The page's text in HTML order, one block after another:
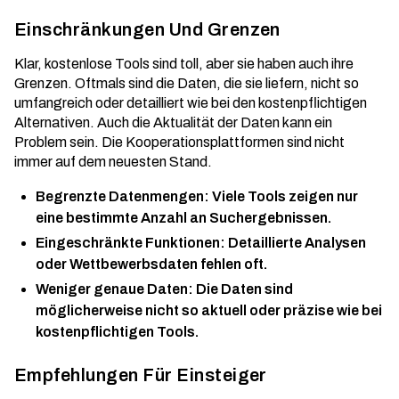
Einschränkungen Und Grenzen
Klar, kostenlose Tools sind toll, aber sie haben auch ihre
Grenzen. Oftmals sind die Daten, die sie liefern, nicht so
umfangreich oder detailliert wie bei den kostenpflichtigen
Alternativen. Auch die Aktualität der Daten kann ein
Problem sein. Die Kooperationsplattformensind nicht
immer auf dem neuesten Stand.
Begrenzte Datenmengen: Viele Tools zeigen nur
eine bestimmte Anzahl an Suchergebnissen.
Eingeschränkte Funktionen: Detaillierte Analysen
oder Wettbewerbsdaten fehlen oft.
Weniger genaue Daten: Die Daten sind
möglicherweise nicht so aktuell oder präzise wie bei
kostenpflichtigen Tools.
Empfehlungen Für Einsteiger